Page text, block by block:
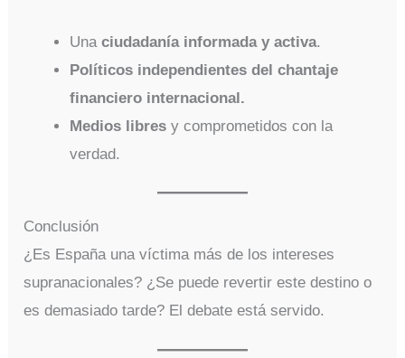
Unaciudadanía informada y activa.
Políticos independientes del chantaje
financiero internacional.
Medios libres y comprometidos con la
verdad.
Conclusión
¿Es España una víctima más de los intereses
supranacionales? ¿Se puede revertir este destino o
es demasiado tarde? El debate está servido.